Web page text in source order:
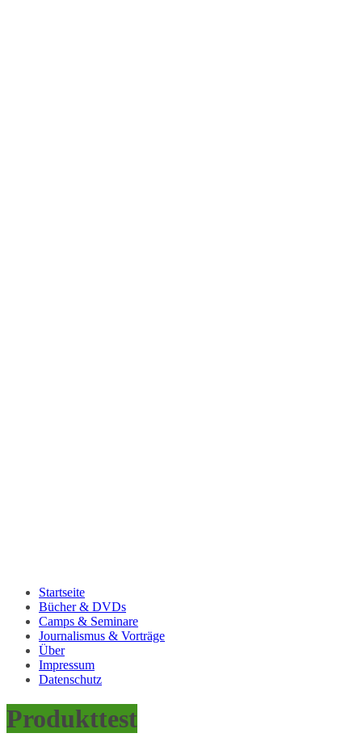
Startseite
Bücher & DVDs
Camps & Seminare
Journalismus & Vorträge
Über
Impressum
Datenschutz
Produkttest